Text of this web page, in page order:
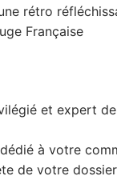
rétro
Française
et expert
à votre
de votre